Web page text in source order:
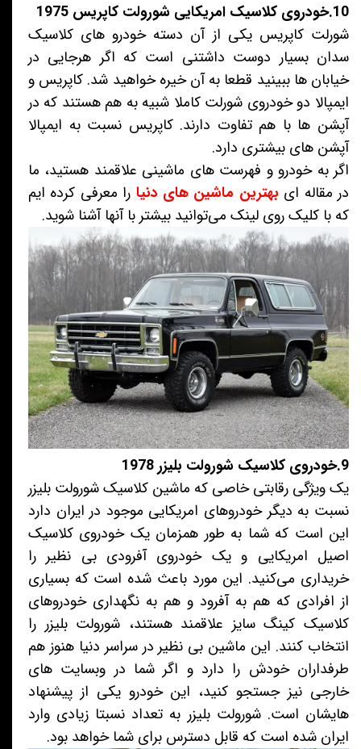
10.خودروی کلاسیک امریکایی شورولت کاپریس 1975
شورلت کاپریس یکی از آن دسته خودرو های کلاسیک
سدان بسیار دوست داشتنی است که اگر هرجایی در
خیابان ها ببینید قطعا به آن خیره خواهید شد. کاپریس و
ایمپالا دو خودروی شورلت کاملا شبیه به هم هستند که در
آپشن ها با هم تفاوت دارند. کاپریس نسبت به ایمپالا
آپشن های بیشتری دارد.
اگر به خودرو و فهرست های ماشینی علاقمند هستید، ما
در مقاله ای بهترین ماشین های دنیا را معرفی کرده ایم
که با کلیک روی لینک می‌توانید بیشتر با آنها آشنا شوید.
9.خودروی کلاسیک شورولت بلیزر 1978
یک ویژگی رقابتی خاصی که ماشین کلاسیک شورولت بلیزر
نسبت به دیگر خودروهای امریکایی موجود در ایران دارد
این است که شما به طور همزمان یک خودروی کلاسیک
اصیل امریکایی و یک خودروی آفرودی بی نظیر را
خریداری می‌کنید. این مورد باعث شده است که بسیاری
از افرادی که هم به آفرود و هم به نگهداری خودروهای
کلاسیک کینگ سایز علاقمند هستند، شورولت بلیزر را
انتخاب کنند. این ماشین بی نظیر در سراسر دنیا هنوز هم
طرفداران خودش را دارد و اگر شما در وبسایت های
خارجی نیز جستجو کنید، این خودرو یکی از پیشنهاد
هایشان است. شورولت بلیزر به تعداد نسبتا زیادی وارد
ایران شده است که قابل دسترس برای شما خواهد بود.